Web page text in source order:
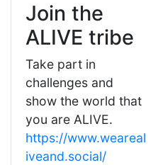
Join the
ALIVE tribe
Take part in
challenges and
show the world that
you are ALIVE.
https://www.weareal
iveand.social/